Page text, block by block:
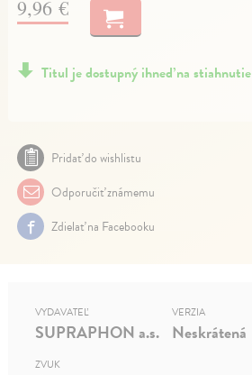
9,96 €
Titul je dostupný ihneď na stiahnutie
Pridať do wishlistu
Odporučiť známemu
Zdielať na Facebooku
VYDAVATEĽ
SUPRAPHON a.s.
VERZIA
Neskrátená
ZVUK